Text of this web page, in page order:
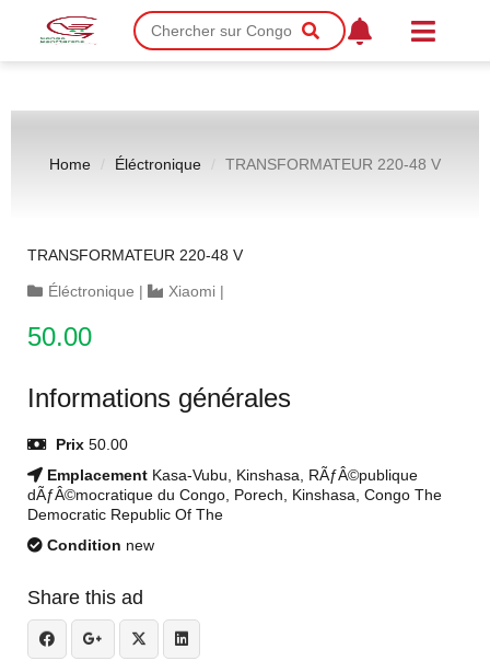
Home Éléctronique TRANSFORMATEUR 220-48 V
TRANSFORMATEUR 220-48 V
Éléctronique | Xiaomi |
50.00
Informations générales
Prix 50.00
Emplacement Kasa-Vubu, Kinshasa, RÃƒÂ©publique
dÃƒÂ©mocratique du Congo, Porech, Kinshasa, Congo The
Democratic Republic Of The
Condition new
Share this ad